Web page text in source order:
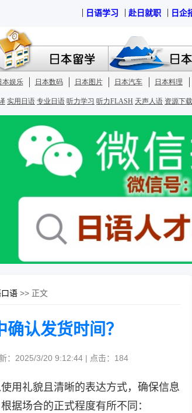
口语 >> 正文
认发货时间？
：2025/3/20 9:12:44 | 点击： 184
用礼貌且清晰的表达方式，确保信息
据场合的正式程度有所不同：